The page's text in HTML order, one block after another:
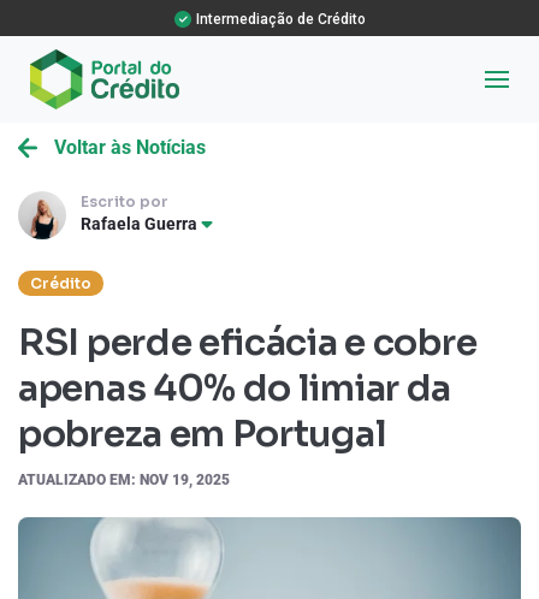
Intermediação de Crédito
Voltar às Notícias
Escrito por
Rafaela Guerra
Crédito
RSI perde eficácia e cobre
apenas 40% do limiar da
pobreza em Portugal
ATUALIZADO EM: NOV 19, 2025